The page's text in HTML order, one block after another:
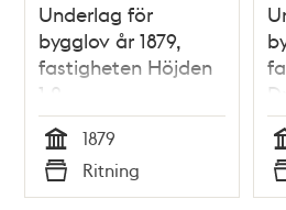
Underlag för
bygglov år 1879,
fastigheten Höjden
1,2
Tid
1879
Typ
Ritning